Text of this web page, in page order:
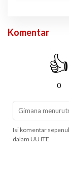
Komentar
👍
0
Isi komentar
dalam UU ITE